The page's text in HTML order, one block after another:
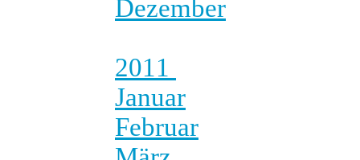
Dezember
2011
Januar
Februar